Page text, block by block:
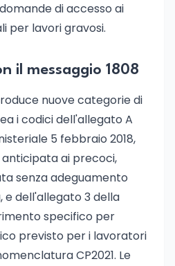
di accesso ai
per lavori gravosi.
il messaggio 1808
nuove categorie di
i codici dell'allegato A
5 febbraio 2018,
ai precoci,
senza adeguamento
e dell'allegato 3 della
specifico per
previsto per i lavoratori
CP2021. Le